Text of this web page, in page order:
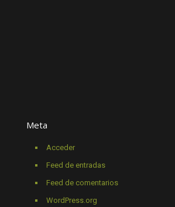
Meta
Acceder
Feed de entradas
Feed de comentarios
WordPress.org